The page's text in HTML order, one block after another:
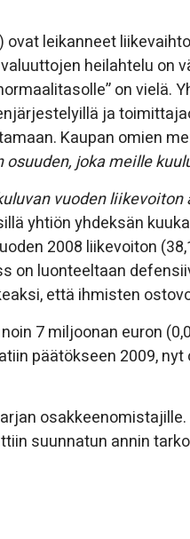
leikanneet
heilahtelu on
on vielä.
ja
Kaupan omien
joka meille
vuoden
yhtiön yhdeksän
2008 liikevoiton
on luonteeltaan
että ihmisten
7 miljoonan euron
päätökseen 2009, nyt
osakkeenomistajille.
suunnatun annin